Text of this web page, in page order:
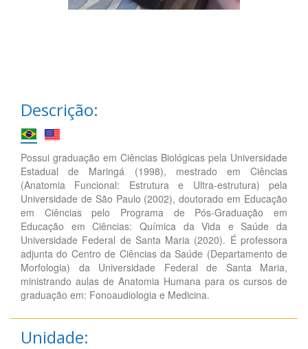
Descrição:
Possui graduação em Ciências Biológicas pela Universidade
Estadual de Maringá (1998), mestrado em Ciências
(Anatomia Funcional: Estrutura e Ultra-estrutura) pela
Universidade de São Paulo (2002), doutorado em Educação
em Ciências pelo Programa de Pós-Graduação em
Educação em Ciências: Química da Vida e Saúde da
Universidade Federal de Santa Maria (2020). É professora
adjunta do Centro de Ciências da Saúde (Departamento de
Morfologia) da Universidade Federal de Santa Maria,
ministrando aulas de Anatomia Humana para os cursos de
graduação em: Fonoaudiologia e Medicina.
Unidade: